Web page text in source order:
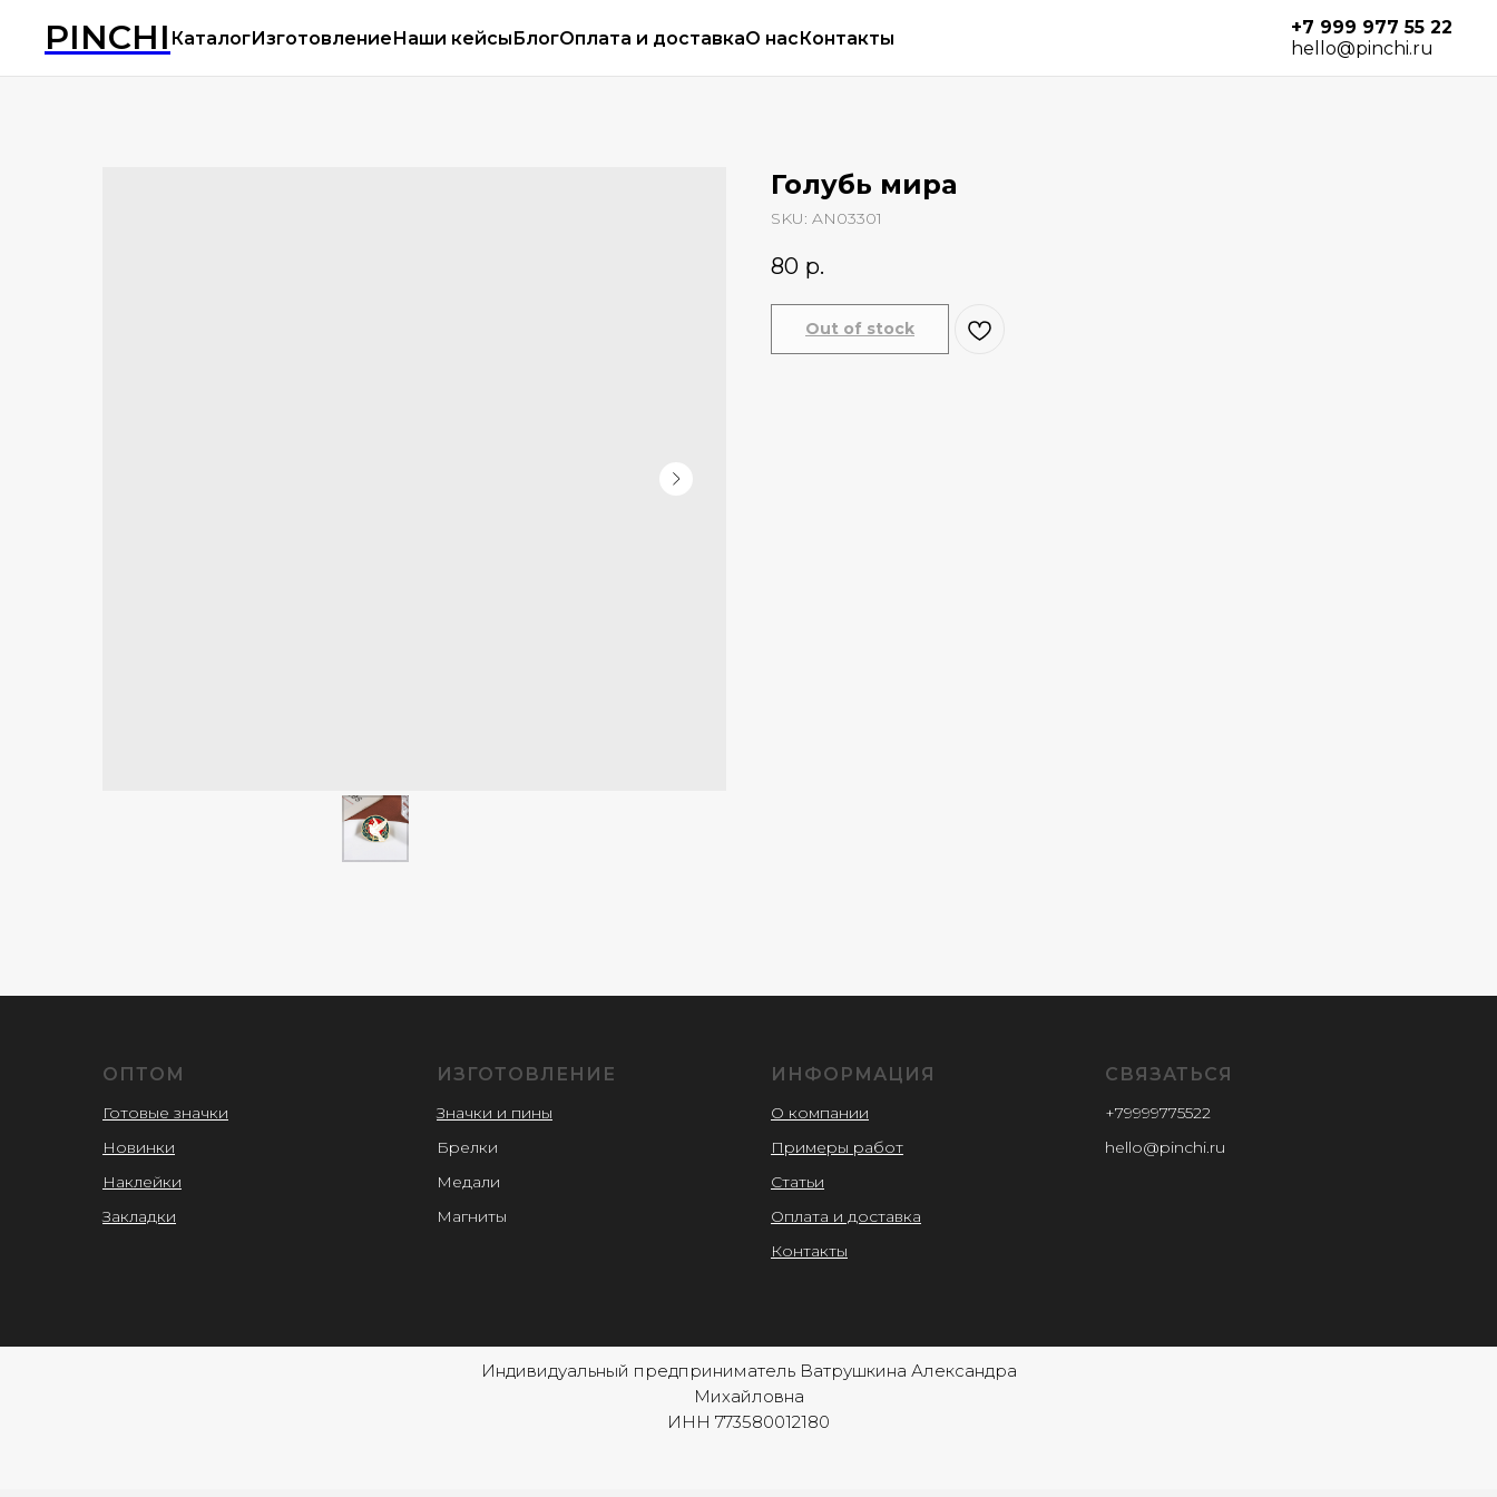
PINCHI КаталогИзготовлениеНаши кейсыБлогОплата и доставкаО насКонтакты
+7 999 977 55 22
hello@pinchi.ru
Голубь мира
SKU: AN03301
80 р.
Out of stock
ОПТОМ
Готовые значки
Новинки
Наклейки
Закладки
ИЗГОТОВЛЕНИЕ
Значки и пины
Брелки
Медали
Магниты
ИНФОРМАЦИЯ
О компании
Примеры работ
Статьи
Оплата и доставка
Контакты
СВЯЗАТЬСЯ
+79999775522
hello@pinchi.ru
Индивидуальный предприниматель Ватрушкина Александра
Михайловна
ИНН 773580012180